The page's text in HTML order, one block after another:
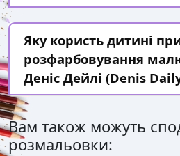
Яку користь дитині
розфарбовування
Деніс Дейлі (Denis
Вам також можуть
розмальовки: